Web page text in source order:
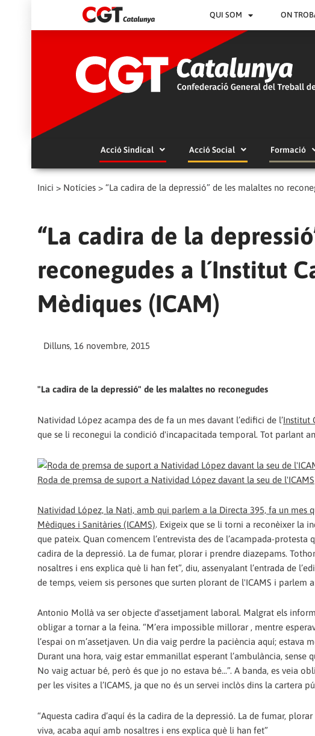
QUI SOM ON
Acció Sindical Acció Social Formació
Inici > Notícies > “La cadira de la depressió” de les malaltes no
“La cadira de la
reconegudes a l´Institut
Mèdiques (ICAM)
Dilluns, 16 novembre, 2015
"La cadira de la depressió" de les malaltes no reconegudes
Natividad López acampa des de fa un mes davant l’edifici de l’Institut
que se li reconegui la condició d'incapacitada temporal. Tot parlant
Roda de premsa de suport a Natividad López davant la seu de l'ICAMS
Natividad López, la Nati, amb qui parlem a la Directa 395, fa un mes
Mèdiques i Sanitàries (ICAMS). Exigeix que se li torni a reconèixer la
que pateix. Quan comencem l’entrevista des de l’acampada-protesta
cadira de la depressió. La de fumar, plorar i prendre diazepams.
nosaltres i ens explica què li han fet”, diu, assenyalant l’entrada de
de temps, veiem sis persones que surten plorant de l'ICAMS i parlem
Antonio Mollà va ser objecte d'assetjament laboral. Malgrat els
obligar a tornar a la feina. “M’era impossible millorar , mentre
l’espai on m’assetjaven. Un dia vaig perdre la paciència aquí;
Durant una hora, vaig estar emmanillat esperant l’ambulància, sense
No vaig actuar bé, però és que jo no estava bé...”. A banda, es veia
per les visites a l’ICAMS, ja que no és un servei inclòs dins la cartera
“Aquesta cadira d’aquí és la cadira de la depressió. La de fumar,
viva, acaba aquí amb nosaltres i ens explica què li han fet”